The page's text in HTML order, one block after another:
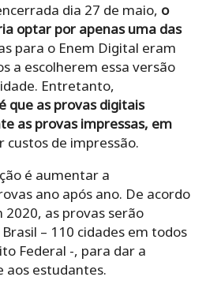
dia 27 de maio, o
optar por apenas uma das
para o Enem Digital eram
a escolherem essa versão
Entretanto,
que as provas digitais
as provas impressas, em
custos de impressão.
é aumentar a
ano após ano. De acordo
2020, as provas serão
– 110 cidades em todos
Federal -, para dar a
aos estudantes.